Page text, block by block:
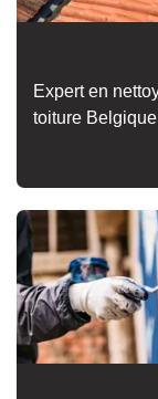
Expert en
toiture Belgique